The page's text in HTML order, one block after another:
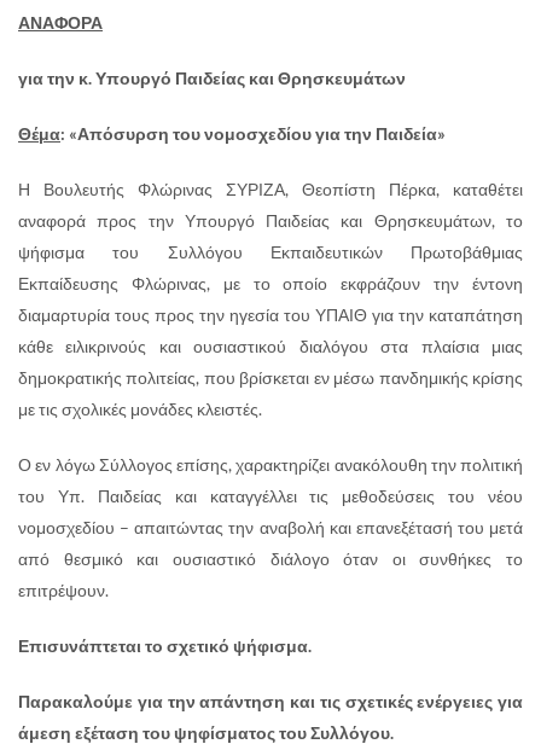
ΑΝΑΦΟΡΑ
για την κ. Υπουργό Παιδείας και Θρησκευμάτων
Θέμα: «Απόσυρση του νομοσχεδίου για την Παιδεία»
Η Βουλευτής Φλώρινας ΣΥΡΙΖΑ, Θεοπίστη Πέρκα, καταθέτει
αναφορά προς την Υπουργό Παιδείας και Θρησκευμάτων, το
ψήφισμα του Συλλόγου Εκπαιδευτικών Πρωτοβάθμιας
Εκπαίδευσης Φλώρινας, με το οποίο εκφράζουν την έντονη
διαμαρτυρία τους προς την ηγεσία του ΥΠΑΙΘ για την καταπάτηση
κάθε ειλικρινούς και ουσιαστικού διαλόγου στα πλαίσια μιας
δημοκρατικής πολιτείας, που βρίσκεται εν μέσω πανδημικής κρίσης
με τις σχολικές μονάδες κλειστές.
Ο εν λόγω Σύλλογος επίσης, χαρακτηρίζει ανακόλουθη την πολιτική
του Υπ. Παιδείας και καταγγέλλει τις μεθοδεύσεις του νέου
νομοσχεδίου – απαιτώντας την αναβολή και επανεξέτασή του μετά
από θεσμικό και ουσιαστικό διάλογο όταν οι συνθήκες το
επιτρέψουν.
Επισυνάπτεται το σχετικό ψήφισμα.
Παρακαλούμε για την απάντηση και τις σχετικές ενέργειες για
άμεση εξέταση του ψηφίσματος του Συλλόγου.